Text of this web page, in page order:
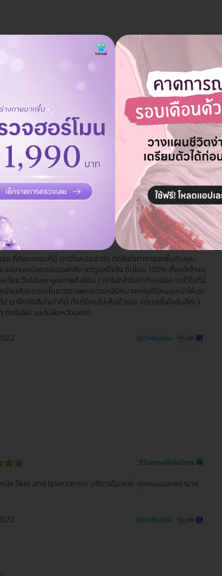
รีวิวสถานที่ให้บริการ 🏥
ลย ที่ศัลยกรรมที่นี่ เรามีโรคประจำตัว ตัดสินใจทำตาสองชั้นกับคุณ
รอนานหน่อยตอนรอผ่าตัด แต่ดูแลดีจริง ดีเยี่ยม 100% ตั้งแต่เข้าจน
หวี่ยง วีนใส่เลย คุณภาพดีเยี่ยม ( เราไม่กล้าไปทำกับคลินิค เราไว้ใจที่นี่
ทย์จบศัลยกรรมโดยตรง แพทย์ตามคลินิคบางแห่งที่มีคนแนะนำให้เรา
ป เราจึงตัดสินใจทำที่นี่ ทั้งที่มีคนไม่เห็นด้วยนะ แต่เราเชื่อใจยันฮีค่ะ )
คิดไม่ผิด และไม่ผิดหวังเลยค่ะ
ดูรีวิวต้นฉบับ
รีวิวสถานที่ให้บริการ 🏥
นัง Skin and laser center บริการดีมากค่ะ คุณหมอและพยาบาล
ดูรีวิวต้นฉบับ